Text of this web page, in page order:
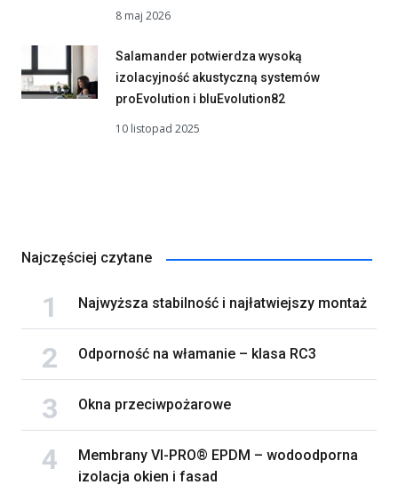
8 maj 2026
Salamander potwierdza wysoką
izolacyjność akustyczną systemów
proEvolution i bluEvolution82
10 listopad 2025
Najczęściej czytane
Najwyższa stabilność i najłatwiejszy montaż
Odporność na włamanie – klasa RC3
Okna przeciwpożarowe
Membrany VI-PRO® EPDM – wodoodporna
izolacja okien i fasad